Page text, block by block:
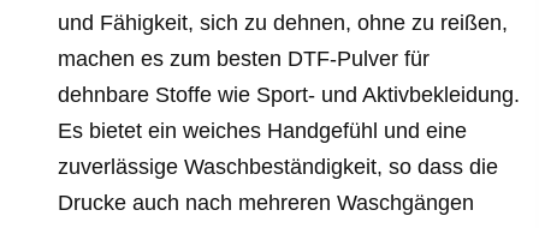
und Fähigkeit, sich zu dehnen, ohne zu reißen,
machen es zum besten DTF-Pulver für
dehnbare Stoffe wie Sport- und Aktivbekleidung.
Es bietet ein weiches Handgefühl und eine
zuverlässige Waschbeständigkeit, so dass die
Drucke auch nach mehreren Waschgängen